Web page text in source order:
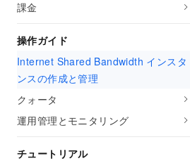
課金
操作ガイド
Internet Shared Bandwidth インスタ
ンスの作成と管理
クォータ
運用管理とモニタリング
チュートリアル